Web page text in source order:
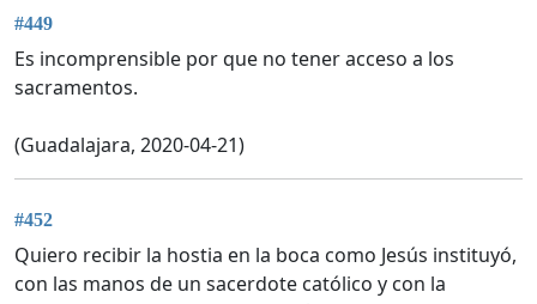
#449
Es incomprensible por que no tener acceso a los
sacramentos.
(Guadalajara, 2020-04-21)
#452
Quiero recibir la hostia en la boca como Jesús instituyó,
con las manos de un sacerdote católico y con la